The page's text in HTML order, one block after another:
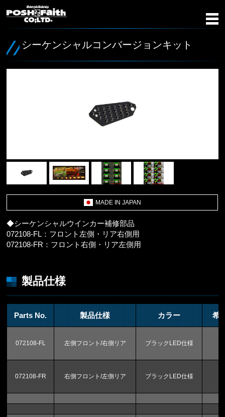
シーケンシャルコンバージョンキット
MADE IN JAPAN
◆シーケンシャルウインカー補修部品
072108-FL：フロント左側・リア右側用
072108-FR：フロント右側・リア左側用
製品仕様
Parts No. 製品仕様 カラー 希
072108-FL 左側フロント/右側リア ブラックLED仕様
072108-FR 右側フロント/左側リア ブラックLED仕様